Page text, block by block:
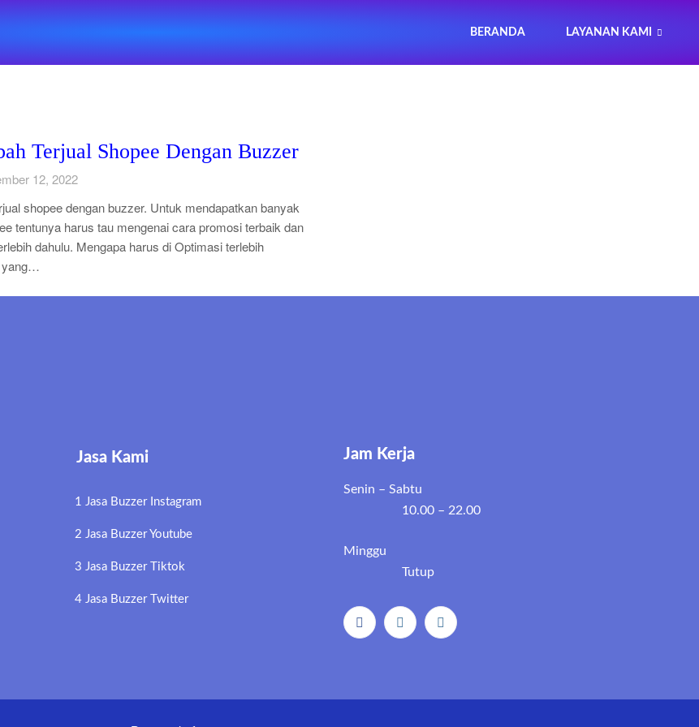
BERANDA LAYANAN KAMI
Terjual Shopee Dengan Buzzer
12, 2022
shopee dengan buzzer. Untuk mendapatkan banyak
tentunya harus tau mengenai cara promosi terbaik dan
dahulu. Mengapa harus di Optimasi terlebih
yang…
Jasa Kami
1 Jasa Buzzer Instagram
2 Jasa Buzzer Youtube
3 Jasa Buzzer Tiktok
4 Jasa Buzzer Twitter
Jam Kerja
Senin – Sabtu
10.00 – 22.00
Minggu
Tutup